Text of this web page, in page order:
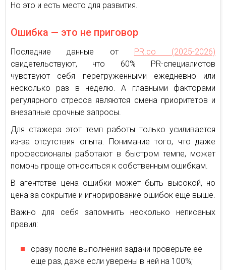
Но это и есть место для развития.
Ошибка — это не приговор
Последние данные от
PR.co (2025-2026)
свидетельствуют, что 60% PR-специалистов
чувствуют себя перегруженными ежедневно или
несколько раз в неделю. А главными факторами
регулярного стресса являются смена приоритетов и
внезапные срочные запросы.
Для стажера этот темп работы только усиливается
из-за отсутствия опыта. Понимание того, что даже
профессионалы работают в быстром темпе, может
помочь проще относиться к собственным ошибкам.
В агентстве цена ошибки может быть высокой, но
цена за сокрытие и игнорирование ошибок еще выше.
Важно для себя запомнить несколько неписаных
правил:
сразу после выполнения задачи проверьте ее
еще раз, даже если уверены в ней на 100%;